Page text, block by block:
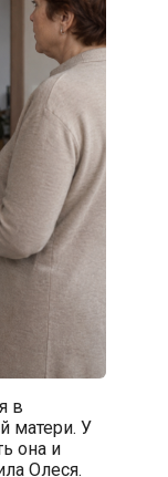
в
матери. У
она и
Олеся.